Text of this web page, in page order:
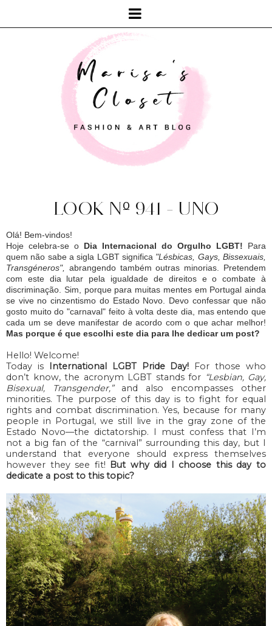
LOOK Nº 941 - UNO
Olá! Bem-vindos!
Hoje celebra-se o Dia Internacional do Orgulho LGBT! Para
quem não sabe a sigla LGBT significa "Lésbicas, Gays, Bissexuais,
Transgéneros", abrangendo também outras minorias. Pretendem
com este dia lutar pela igualdade de direitos e o combate à
discriminação. Sim, porque para muitas mentes em Portugal ainda
se vive no cinzentismo do Estado Novo. Devo confessar que não
gosto muito do "carnaval" feito à volta deste dia, mas entendo que
cada um se deve manifestar de acordo com o que achar melhor!
Mas porque é que escolhi este dia para lhe dedicar um post?
Hello! Welcome!
Today is
International LGBT Pride Day! For those who
don’t know, the acronym LGBT stands for “Lesbian, Gay,
Bisexual, Transgender,”and also encompasses other
minorities. The purpose of this day is to fight for equal
rights and combat discrimination. Yes, because for many
people in Portugal, we still live in the gray zone of the
Estado Novo—the dictatorship. I must confess that I’m
not a big fan of the “carnival” surrounding this day, but I
understand that everyone should express themselves
however they see fit! But why did I choose this day to
dedicate a post to this topic?